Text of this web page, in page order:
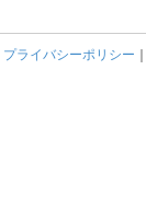
プライバシーポリシー